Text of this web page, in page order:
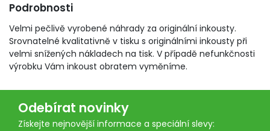
Podrobnosti
Velmi pečlivě vyrobené náhrady za originální inkousty.
Srovnatelné kvalitativně v tisku s originálními inkousty při
velmi snížených nákladech na tisk. V případě nefunkčnosti
výrobku Vám inkoust obratem vyměníme.
Odebírat novinky
Získejte nejnovější informace a speciální slevy: